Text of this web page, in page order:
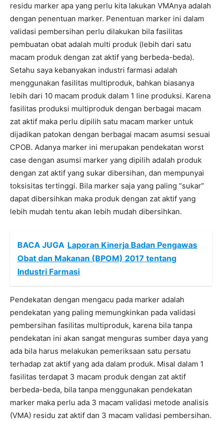
residu marker apa yang perlu kita lakukan VMAnya adalah
dengan penentuan marker. Penentuan marker ini dalam
validasi pembersihan perlu dilakukan bila fasilitas
pembuatan obat adalah multi produk (lebih dari satu
macam produk dengan zat aktif yang berbeda-beda).
Setahu saya kebanyakan industri farmasi adalah
menggunakan fasilitas multiproduk, bahkan biasanya
lebih dari 10 macam produk dalam 1 line produksi. Karena
fasilitas produksi multiproduk dengan berbagai macam
zat aktif maka perlu dipilih satu macam marker untuk
dijadikan patokan dengan berbagai macam asumsi sesuai
CPOB. Adanya marker ini merupakan pendekatan worst
case dengan asumsi marker yang dipilih adalah produk
dengan zat aktif yang sukar dibersihan, dan mempunyai
toksisitas tertinggi. Bila marker saja yang paling “sukar”
dapat dibersihkan maka produk dengan zat aktif yang
lebih mudah tentu akan lebih mudah dibersihkan.
BACA JUGA Laporan Kinerja Badan Pengawas
Obat dan Makanan (BPOM) 2017 tentang
Industri Farmasi
Pendekatan dengan mengacu pada marker adalah
pendekatan yang paling memungkinkan pada validasi
pembersihan fasilitas multiproduk, karena bila tanpa
pendekatan ini akan sangat menguras sumber daya yang
ada bila harus melakukan pemeriksaan satu persatu
terhadap zat aktif yang ada dalam produk. Misal dalam 1
fasilitas terdapat 3 macam produk dengan zat aktif
berbeda-beda, bila tanpa menggunakan pendekatan
marker maka perlu ada 3 macam validasi metode analisis
(VMA) residu zat aktif dan 3 macam validasi pembersihan.